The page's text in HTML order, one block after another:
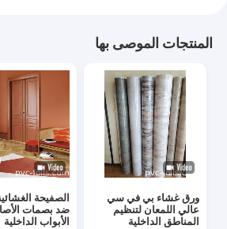
المنتجات الموصى بها
ورق غشاء بي في سي
عالي اللمعان لتنظيم
المناطق الداخلية
الصفيحة
ضد بصمات
الأبواب الداخلية